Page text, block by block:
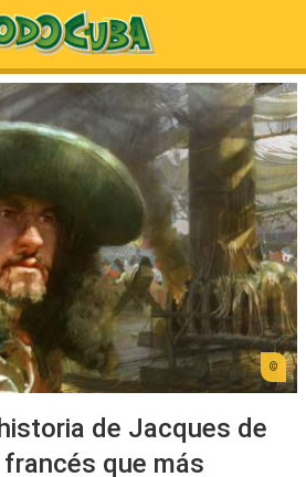
de Jacques de
que más